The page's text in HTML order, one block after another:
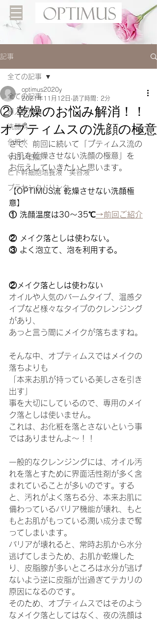
記事
全ての記事
導入美容液
洗顔料
化粧水
サロン日記
ヒト幹細胞培養液 美容液
プラセンタドリンク
全ての記事
② 乾燥のお悩み解消！！
オプティムスの洗顔の極意
optimus2020y
2021年11月12日 読了時間: 2分
さて、前回に続いて「プティムス流の
お肌を乾燥させない洗顔の極意」を
お伝えしていきたいと思います。
【OPTIMUS流 乾燥させない洗顔極
意】
① 洗顔温度は30～35℃→前回ご紹介
② メイク落としは使わない。
③ よく泡立て、泡を利用する。
②メイク落としは使わない
オイルや人気のバームタイプ、温感タ
イプなど様々なタイプのクレンジング
があり、
あっと言う間にメイクが落ちますね。
そんな中、オプティムスではメイクの
落ちよりも
「本来お肌が持っている美しさを引き
出す」
事を大切にしているので、専用のメイ
ク落としは使いません。
これは、お化粧を落とさないという事
ではありませんよ～！！
一般的なクレンジングには、オイル汚
れを落とすために界面活性剤が多く含
まれていることが多いのです。する
と、汚れがよく落ちる分、本来お肌に
備わっているバリア機能が壊れ、もと
もとお肌がもっている潤い成分まで奪
ってしまいます。
バリアが壊れると、常時お肌から水分
逃げてしまうため、お肌か乾燥した
り、皮脂腺が多いところは水分が逃げ
ないよう逆に皮脂が出過ぎてテカリの
原因になるのです。
そのため、オプティムスではそのよう
なメイク落としてはなく、夜の洗顔は